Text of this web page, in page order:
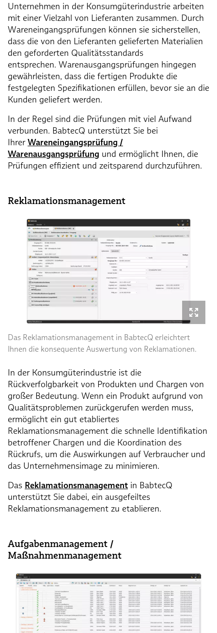
Unternehmen in der Konsumgüterindustrie arbeiten
mit einer Vielzahl von Lieferanten zusammen. Durch
Wareneingangsprüfungen können sie sicherstellen,
dass die von den Lieferanten gelieferten Materialien
den geforderten Qualitätsstandards
entsprechen. Warenausgangsprüfungen hingegen
gewährleisten, dass die fertigen Produkte die
festgelegten Spezifikationen erfüllen, bevor sie an die
Kunden geliefert werden.
In der Regel sind die Prüfungen mit viel Aufwand
verbunden. BabtecQ unterstützt Sie bei
IhrerWareneingangsprüfung /
Warenausgangsprüfung und ermöglicht Ihnen, die
Prüfungen effizient und zeitsparend durchzuführen.
Reklamationsmanagement
Das Reklamationsmanagement in BabtecQ erleichtert
Ihnen die konsequente Auswertung von Reklamationen.
In der Konsumgüterindustrie ist die
Rückverfolgbarkeit von Produkten und Chargen von
großer Bedeutung. Wenn ein Produkt aufgrund von
Qualitätsproblemen zurückgerufen werden muss,
ermöglicht ein gut etabliertes
Reklamationsmanagement die schnelle Identifikation
betroffener Chargen und die Koordination des
Rückrufs, um die Auswirkungen auf Verbraucher und
das Unternehmensimage zu minimieren.
Das Reklamationsmanagement in BabtecQ
unterstützt Sie dabei, ein ausgefeiltes
Reklamationsmanagement zu etablieren.
Aufgabenmanagement /
Maßnahmenmanagement